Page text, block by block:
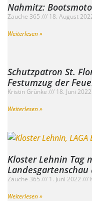
Nahmitz:
Zauche 365 18. August
Weiterlesen »
Schutzpatron St.
Festumzug der
Kristin Grünke 18. Juni 2022
Weiterlesen »
Kloster Lehnin Tag
Landesgartenschau
Zauche 365 1. Juni 2022
Weiterlesen »